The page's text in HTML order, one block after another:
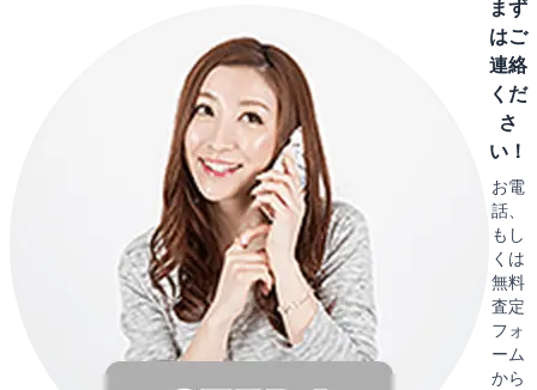
まず
はご
連絡
くだ
さ
い！
お電
話、
もし
くは
無料
査定
フォ
ーム
から